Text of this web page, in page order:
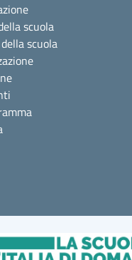
scuola
scuola